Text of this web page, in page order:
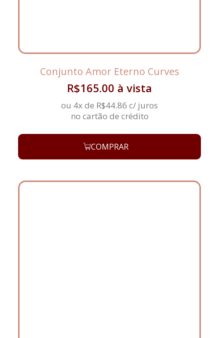
Conjunto Amor Eterno Curves
R$165.00 à vista
ou 4x de R$44.86 c/ juros
no cartão de crédito
COMPRAR